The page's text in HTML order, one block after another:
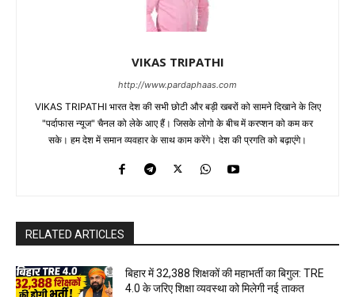
VIKAS TRIPATHI
http://www.pardaphaas.com
VIKAS TRIPATHI भारत देश की सभी छोटी और बड़ी खबरों को सामने दिखाने के लिए
"पर्दाफास न्यूज" चैनल को लेके आए हैं। जिसके लोगो के बीच में करप्शन को कम कर
सके। हम देश में समान व्यवहार के साथ काम करेंगे। देश की प्रगति को बढ़ाएंगे।
RELATED ARTICLES
बिहार में 32,388 शिक्षकों की महाभर्ती का बिगुल: TRE
4.0 के जरिए शिक्षा व्यवस्था को मिलेगी नई ताकत